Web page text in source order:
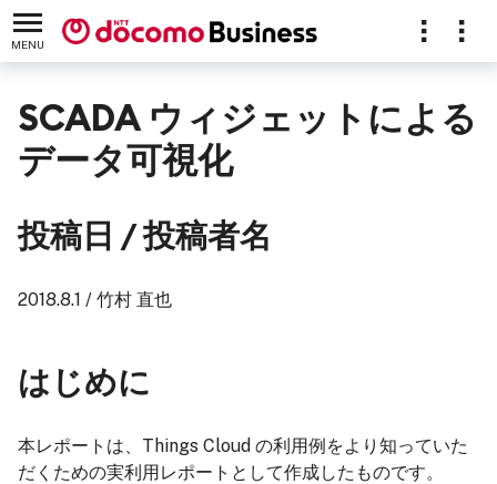
MENU
SCADA ウィジェットによる
データ可視化
投稿日 / 投稿者名
2018.8.1 / 竹村 直也
はじめに
本レポートは、Things Cloud の利用例をより知っていた
だくための実利用レポートとして作成したものです。